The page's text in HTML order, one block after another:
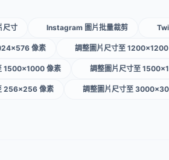
尺寸 Instagram 圖片批量裁剪
像素 調整圖片尺寸至
1500×1000 像素 調整圖片尺寸至
256×256 像素 調整圖片尺寸至